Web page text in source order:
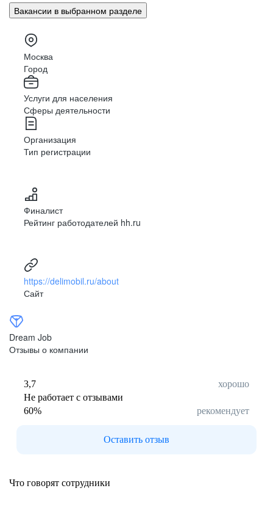
Вакансии в выбранном разделе
Москва
Город
Услуги для населения
Сферы деятельности
Организация
Тип регистрации
Финалист
Рейтинг работодателей hh.ru
https://delimobil.ru/about
Сайт
Dream Job
Отзывы о компании
3,7
хорошо
Не работает с отзывами
60% рекомендует
Оставить отзыв
Что говорят сотрудники